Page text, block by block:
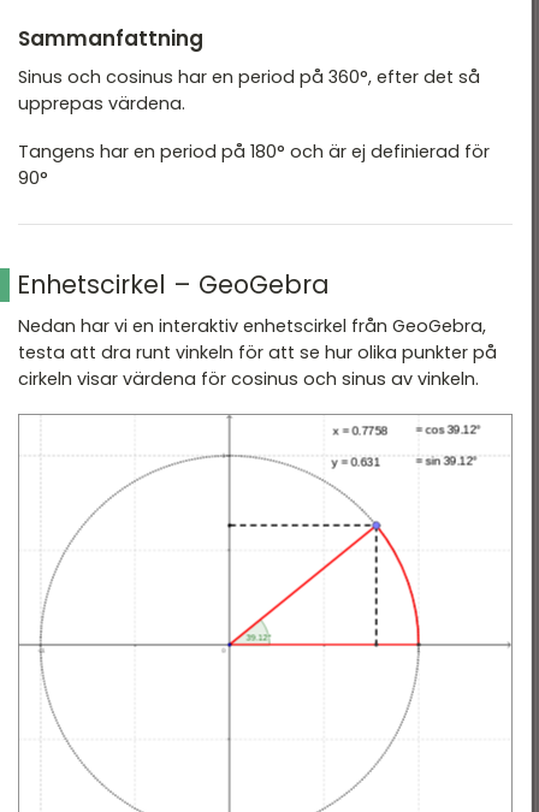
Sammanfattning
Sinus och cosinus har en period på 360°, efter det så
upprepas värdena.
Tangens har en period på 180° och är ej definierad för
90°
Enhetscirkel – GeoGebra
Nedan har vi en interaktiv enhetscirkel från GeoGebra,
testa att dra runt vinkeln för att se hur olika punkter på
cirkeln visar värdena för cosinus och sinus av vinkeln.